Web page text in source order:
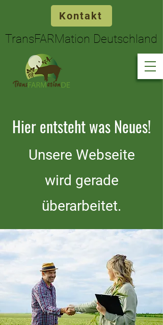
TransFARMation Deutschland
TransFARMation Deutschland
Kontakt
Hier entsteht was Neues!
Unsere Webseite
wird gerade
überarbeitet.